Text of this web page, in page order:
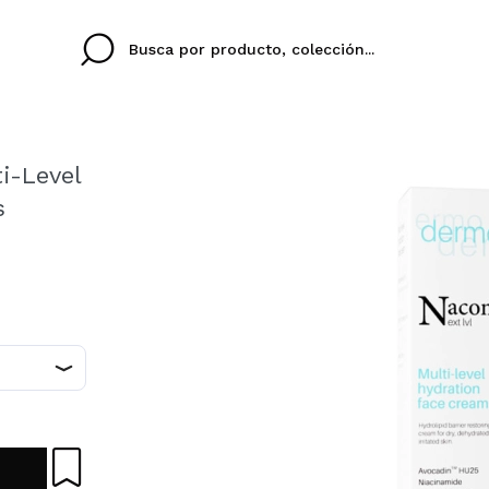
Al crear una cuenta
rápidamente, revisar
IDIOMA ESPAÑOL
Level
Ines
colori